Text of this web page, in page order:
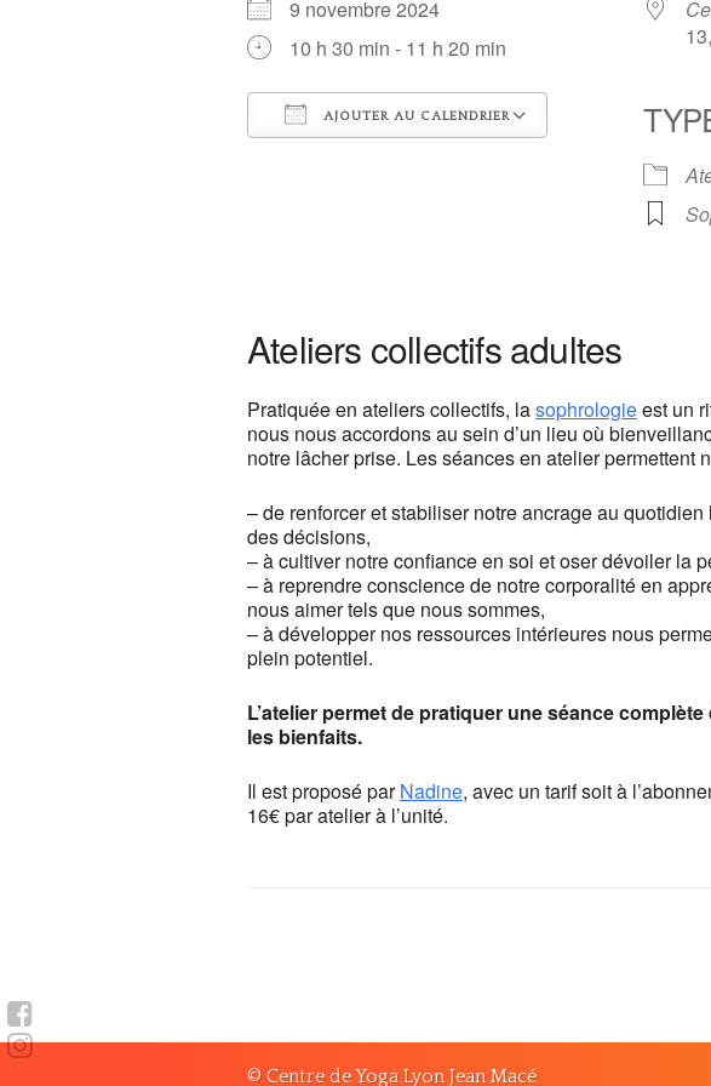
9 novembre 2024
10 h 30 min - 11 h 20 min
AJOUTER AU CALENDRIER
Calendrier
Voir Évènements
Do you own this website?
Ateliers collectifs adultes
Pratiquée en ateliers collectifs, lasophrologieest un
nous nous accordons au sein d’un lieu où
notre lâcher prise. Les séances en atelier permettent
– de renforcer et stabiliser notre ancrage au
des décisions,
– à cultiver notre confiance en soi et oser dévoiler la
– à reprendre conscience de notre corporalité en
nous aimer tels que nous sommes,
– à développer nos ressources intérieures nous
plein potentiel.
L’atelier permet de pratiquer une séance
les bienfaits.
Il est proposé parNadine, avec un tarif soit à
16€ par atelier à l’unité.
© Centre de Yoga Lyon Jean Macé